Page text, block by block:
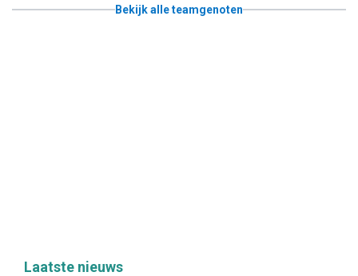
Bekijk alle teamgenoten
Laatste nieuws